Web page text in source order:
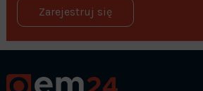
Zarejestruj się